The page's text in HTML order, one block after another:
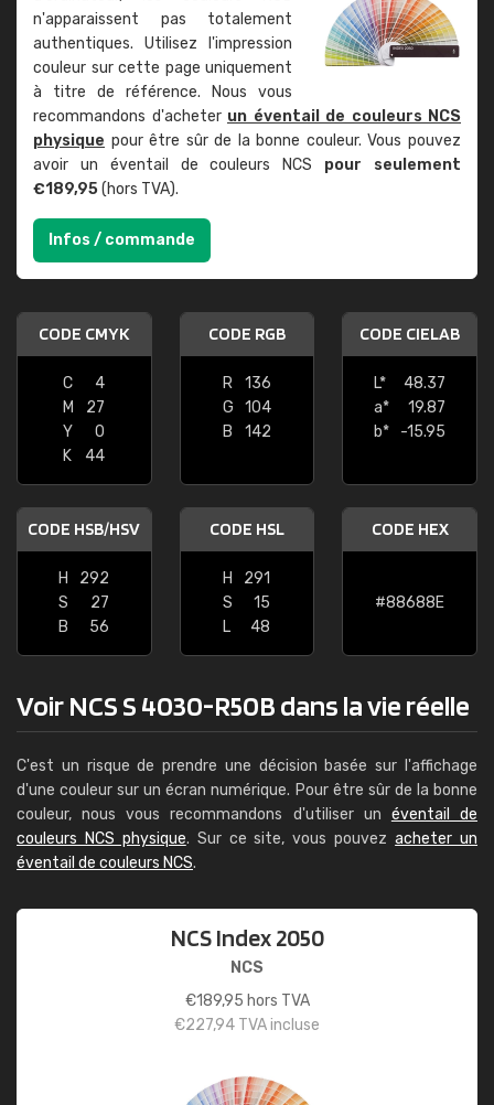
n'apparaissent pas totalement
authentiques. Utilisez l'impression
couleur sur cette page uniquement
à titre de référence. Nous vous
recommandons d'acheter un éventail de couleurs NCS
physique pour être sûr de la bonne couleur. Vous pouvez
avoir un éventail de couleurs NCS pour seulement
€189,95(hors TVA).
Infos / commande
CODE CMYK
C
4
M
27
Y
0
K
44
CODE RGB
R
136
G
104
B
142
CODE CIELAB
L*
48.37
a*
19.87
b*
-15.95
CODE HSB/HSV
H
292
S
27
B
56
CODE HSL
H
291
S
15
L
48
CODE HEX
#88688E
Voir NCS S 4030-R50B dans la vie réelle
C'est un risque de prendre une décision basée sur l'affichage
d'une couleur sur un écran numérique. Pour être sûr de la bonne
couleur, nous vous recommandons d'utiliser un éventail de
couleurs NCS physique. Sur ce site, vous pouvezacheter un
éventail de couleurs NCS.
NCS Index 2050
NCS
€189,95 hors TVA
€227,94 TVA incluse